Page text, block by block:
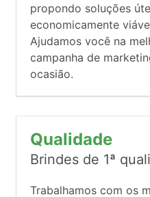
propondo soluções
economicamente
Ajudamos você na
campanha de
ocasião.
Qualidade
Brindes de 1ª
Trabalhamos com os